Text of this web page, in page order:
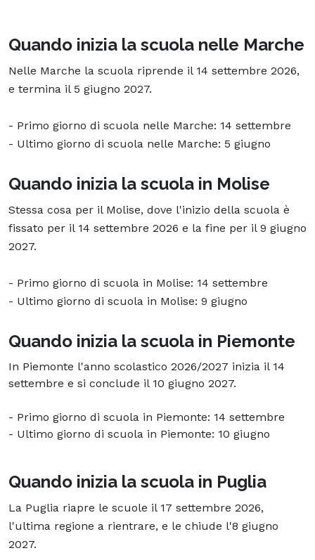
Quando inizia la scuola nelle Marche
Nelle Marche la scuola riprende il 14 settembre 2026,
e termina il 5 giugno 2027.
- Primo giorno di scuola nelle Marche: 14 settembre
- Ultimo giorno di scuola nelle Marche: 5 giugno
Quando inizia la scuola in Molise
Stessa cosa per il Molise, dove l'inizio della scuola è
fissato per il 14 settembre 2026 e la fine per il 9 giugno
2027.
- Primo giorno di scuola in Molise: 14 settembre
- Ultimo giorno di scuola in Molise: 9 giugno
Quando inizia la scuola in Piemonte
In Piemonte l'anno scolastico 2026/2027 inizia il 14
settembre e si conclude il 10 giugno 2027.
- Primo giorno di scuola in Piemonte: 14 settembre
- Ultimo giorno di scuola in Piemonte: 10 giugno
Quando inizia la scuola in Puglia
La Puglia riapre le scuole il 17 settembre 2026,
l'ultima regione a rientrare, e le chiude l'8 giugno
2027.